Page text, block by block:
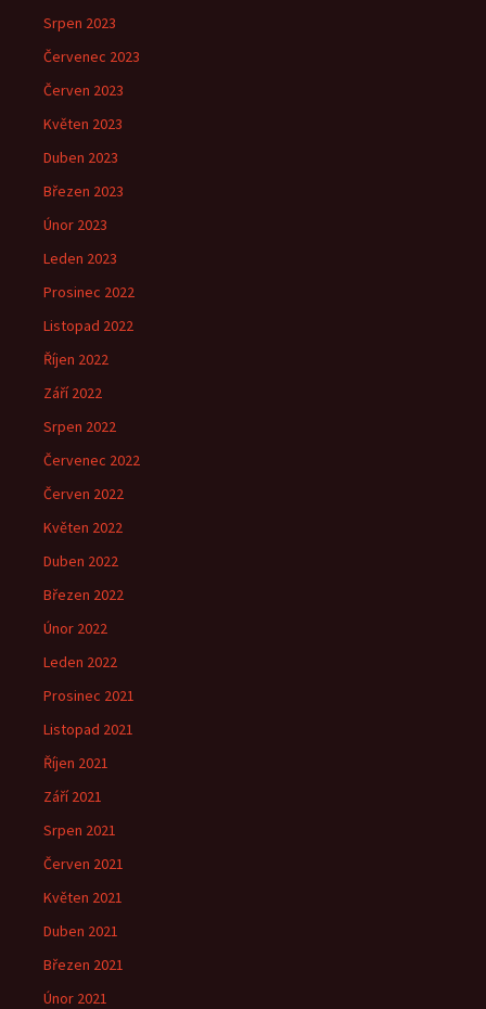
Srpen 2023
Červenec 2023
Červen 2023
Květen 2023
Duben 2023
Březen 2023
Únor 2023
Leden 2023
Prosinec 2022
Listopad 2022
Říjen 2022
Září 2022
Srpen 2022
Červenec 2022
Červen 2022
Květen 2022
Duben 2022
Březen 2022
Únor 2022
Leden 2022
Prosinec 2021
Listopad 2021
Říjen 2021
Září 2021
Srpen 2021
Červen 2021
Květen 2021
Duben 2021
Březen 2021
Únor 2021